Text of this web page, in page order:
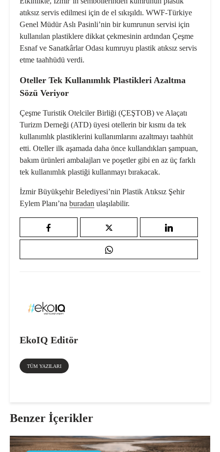
atıksız servis edilmesi için de el sıkışıldı. WWF-Türkiye
Genel Müdür Aslı Pasinli’nin bir kumrunun servisi için
kullanılan plastiklere dikkat çekmesinin ardından Çeşme
Esnaf ve Sanatkârlar Odası kumruyu plastik atıksız servis
etme taahhüdü verdi.
Oteller Tek Kullanımlık Plastikleri Azaltma
Sözü Veriyor
Çeşme Turistik Otelciler Birliği (ÇEŞTOB) ve Alaçatı
Turizm Derneği (ATD) üyesi otellerin bir kısmı da tek
kullanımlık plastiklerini kullanımlarını azaltmayı taahhüt
etti. Oteller ilk aşamada daha önce kullandıkları şampuan,
bakım ürünleri ambalajları ve poşetler gibi en az üç farklı
tek kullanımlık plastiği kullanmayı bırakacak.
İzmir Büyükşehir Belediyesi’nin Plastik Atıksız Şehir
Eylem Planı’na buradan ulaşılabilir.
EkoIQ Editör
TÜM YAZILARI
Benzer İçerikler